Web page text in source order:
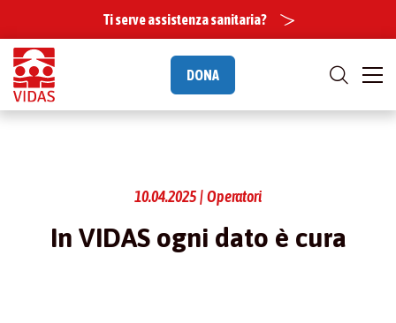
Ti serve assistenza sanitaria?
DONA
10.04.2025 | Operatori
In VIDAS ogni dato è cura